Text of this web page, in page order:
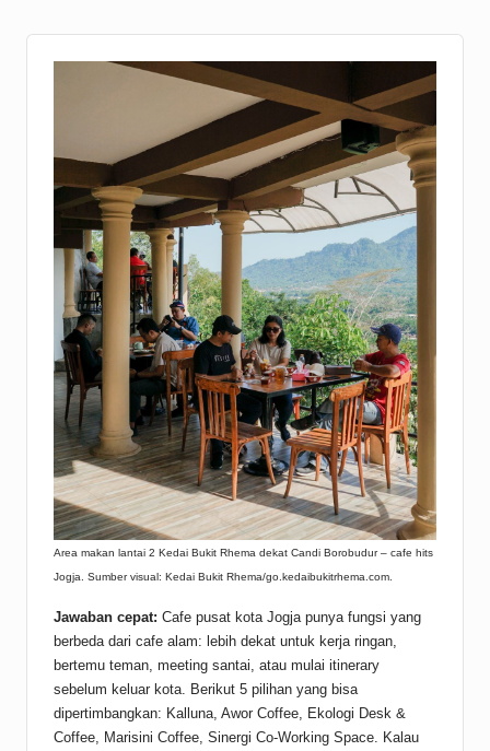
Area makan lantai 2 Kedai Bukit Rhema dekat Candi Borobudur – cafe hits
Jogja. Sumber visual: Kedai Bukit Rhema/go.kedaibukitrhema.com.
Jawaban cepat: Cafe pusat kota Jogja punya fungsi yang
berbeda dari cafe alam: lebih dekat untuk kerja ringan,
bertemu teman, meeting santai, atau mulai itinerary
sebelum keluar kota. Berikut 5 pilihan yang bisa
dipertimbangkan: Kalluna, Awor Coffee, Ekologi Desk &
Coffee, Marisini Coffee, Sinergi Co-Working Space. Kalau